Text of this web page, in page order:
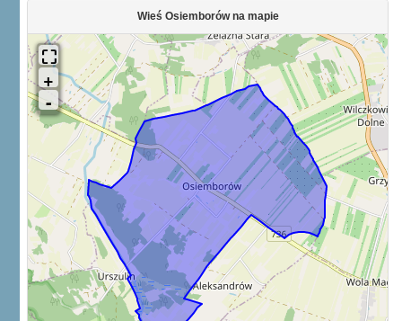
Wieś Osiemborów na mapie